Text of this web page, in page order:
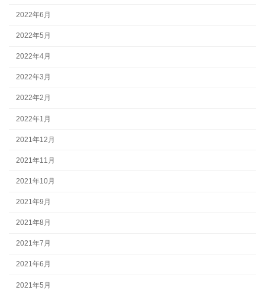
2022年6月
2022年5月
2022年4月
2022年3月
2022年2月
2022年1月
2021年12月
2021年11月
2021年10月
2021年9月
2021年8月
2021年7月
2021年6月
2021年5月